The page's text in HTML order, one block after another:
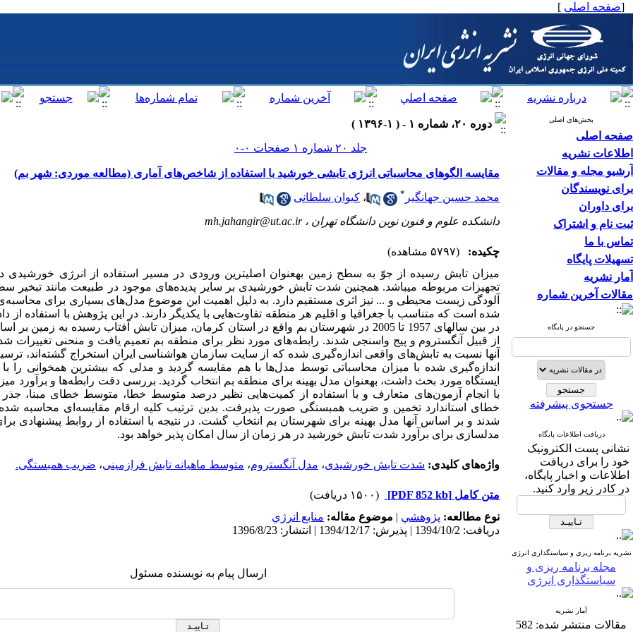
[صفحه اصلی ]
بخش‌های اصلی
صفحه اصلی
اطلاعات نشریه
آرشیو مجله و مقالات
برای نویسندگان
برای داوران
ثبت نام و اشتراک
تماس با ما
تسهیلات پایگاه
آمار نشریه
مقالات آخرین شماره
جستجو در پایگاه
جستجوی پیشرفته
دریافت اطلاعات پایگاه
نشانی پست الکترونیک
خود را برای دریافت
اطلاعات و اخبار پایگاه،
در کادر زیر وارد کنید.
نشریه برنامه ریزی و سیاستگذاری انرژی
مجله برنامه ریزی و
سیاستگذاری انرژی
آمار نشریه
مقالات منتشر شده: 582
دوره ۲۰، شماره ۱ - ( ۱-۱۳۹۶ )
جلد ۲۰ شماره ۱ صفحات ۰-۰
مقایسه الگوهای محاسباتی انرژی تابشی خورشید با استفاده از شاخص‌های آماری (مطالعه موردی: شهر بم)
محمد حسین جهانگیر * ، کیوان سلطانی
دانشکده علوم و فنون نوین دانشگاه تهران ،mh.jahangir@ut.ac.ir
چکیده:
(۵۷۹۷ مشاهده)
میزان تابش رسیده از جوّ به سطح زمین به­عنوان اصلی­ترین ورودی در مسیر استفاده از انرژی
تجهیزات مربوطه می­باشد. همچنین شدت تابش خورشیدی بر سایر پدیده‌های موجود در طبیعت مانند تبخیر
آلودگی زیست محیطی و ... نیز اثری مستقیم دارد. به دلیل اهمیت این موضوع مدل‌های بسیاری برای محاسبه‌ی
شده است که متناسب با جغرافیا و اقلیم هر منطقه تفاوت‌هایی با یکدیگر دارند. در این پژوهش با استفاده از
در بین سال­های 1957 تا 2005 در شهرستان بم واقع در استان کرمان، میزان تابش آفتاب رسیده به
از قبیل آنگستروم و پیج واسنجی شدند. رابطه‌های مورد نظر برای منطقه بم تعمیم یافت و منحنی تغییرات
آنها نسبت به تابش‌های واقعی اندازه‌گیری شده که از سایت سازمان هواشناسی ایران استخراج گشته‌اند،
اندازه‌گیری شده با میزان محاسباتی توسط مدل‌ها با هم مقایسه گردید و مدلی که بیشترین همخوانی را
ایستگاه مورد بحث داشت، به­عنوان مدل بهینه برای منطقه بم انتخاب گردید. بررسی دقت رابطه‌ها و برآورد
با انجام آزمون‌های متعارف و با استفاده از کمیت‌هایی نظیر درصد متوسط خطا، متوسط خطای مبنا، جذر
خطای استاندارد تخمین و ضریب همبستگی صورت پذیرفت. بدین ترتیب کلیه ارقام مقایسه‌ای محاسبه
شدند و بر اساس آنها مدل بهینه برای شهرستان بم انتخاب گشت. در نتیجه با استفاده از روابط پیشنهادی
مدلسازی برای برآورد شدت تابش خورشید در هر زمان از سال امکان پذیر خواهد بود.
واژه‌های کلیدی: شدت تابش خورشیدی، مدل آنگستروم، متوسط ماهیانه تابش فرازمینی، ضریب همبستگی.
متن کامل [PDF 852 kb]
(۱۵۰۰ دریافت)
نوع مطالعه: پژوهشي | موضوع مقاله: منابع انرژي
دریافت: 1394/10/2 | پذیرش: 1394/12/17 | انتشار: 1396/8/23
ارسال پیام به نویسنده مسئول